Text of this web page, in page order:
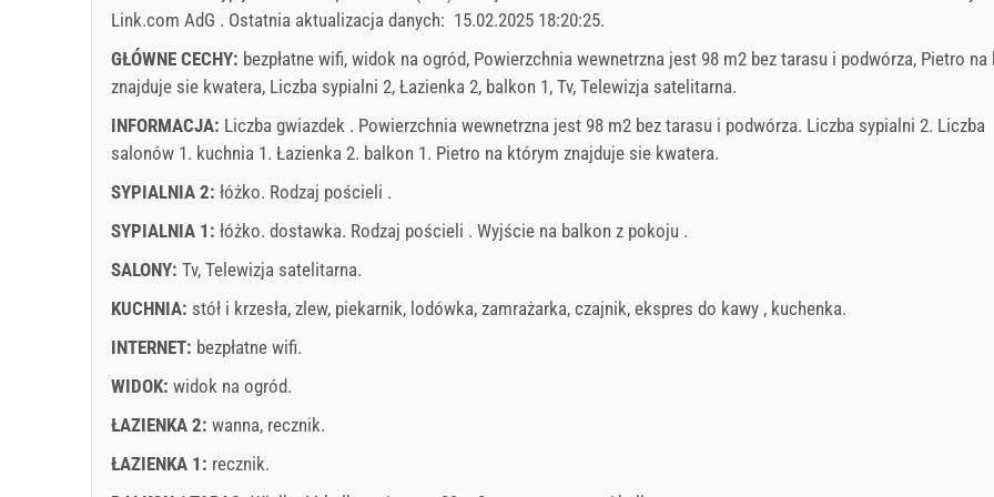
Link.com AdG . Ostatnia aktualizacja danych: 15.02.2025 18:20:25.
GŁÓWNE CECHY: bezpłatne wifi, widok na ogród, Powierzchnia wewnetrzna jest 98 m2 bez tarasu i podwórza, Pietro na
znajduje sie kwatera, Liczba sypialni 2, Łazienka 2, balkon 1, Tv, Telewizja satelitarna.
INFORMACJA: Liczba gwiazdek . Powierzchnia wewnetrzna jest 98 m2 bez tarasu i podwórza. Liczba sypialni 2. Liczba
salonów 1. kuchnia 1. Łazienka 2. balkon 1. Pietro na którym znajduje sie kwatera.
SYPIALNIA 2: łóżko. Rodzaj pościeli .
SYPIALNIA 1: łóżko. dostawka. Rodzaj pościeli . Wyjście na balkon z pokoju .
SALONY: Tv, Telewizja satelitarna.
KUCHNIA: stół i krzesła, zlew, piekarnik, lodówka, zamrażarka, czajnik, ekspres do kawy , kuchenka.
INTERNET: bezpłatne wifi.
WIDOK: widok na ogród.
ŁAZIENKA 2: wanna, recznik.
ŁAZIENKA 1: recznik.